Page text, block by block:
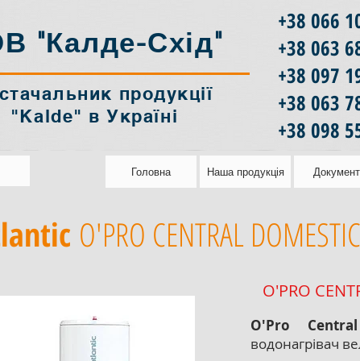
"Калде-Схід"
продукції
"Kalde" в Україні
+38 066
+38 063
+38 097
‎+38 063
+38 098
Головна Наша продукція
O'PRO CENTRAL
O'PRO
O'Pro Central
водонагрівач